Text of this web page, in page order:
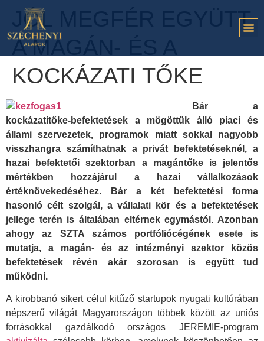
JÓL MEGFÉR EGYÜTT
A MAGÁN- ÉS A
KOCKÁZATI TŐKE
Bár a
kockázatitőke-befektetések a mögöttük álló piaci és
állami szervezetek, programok miatt sokkal nagyobb
visszhangra számíthatnak a privát befektetéseknél, a
hazai befektetői szektorban a magántőke is jelentős
mértékben hozzájárul a hazai vállalkozások
értéknövekedéséhez. Bár a két befektetési forma
hasonló célt szolgál, a vállalati kör és a befektetések
jellege terén is általában eltérnek egymástól. Azonban
ahogy az SZTA számos portfóliócégének esete is
mutatja, a magán- és az intézményi szektor közös
befektetések révén akár szorosan is együtt tud
működni.
A kirobbanó sikert célul kitűző startupok nyugati kultúrában
népszerű világát Magyarországon többek között az uniós
forrásokkal gazdálkodó országos JEREMIE-program